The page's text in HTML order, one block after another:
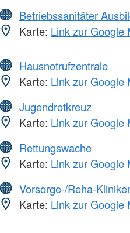
Betriebssanitäter
Karte: Link zur Google
Hausnotrufzentrale
Karte: Link zur Google
Jugendrotkreuz
Karte: Link zur Google
Rettungswache
Karte: Link zur Google
Vorsorge-/Reha-
Karte: Link zur Google